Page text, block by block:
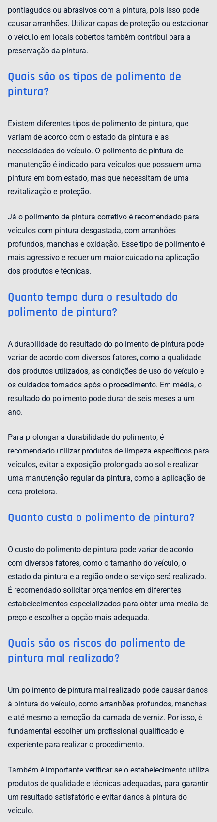
pontiagudos ou abrasivos com a pintura, pois isso pode
causar arranhões. Utilizar capas de proteção ou estacionar
o veículo em locais cobertos também contribui para a
preservação da pintura.
Quais são os tipos de polimento de
pintura?
Existem diferentes tipos de polimento de pintura, que
variam de acordo com o estado da pintura e as
necessidades do veículo. O polimento de pintura de
manutenção é indicado para veículos que possuem uma
pintura em bom estado, mas que necessitam de uma
revitalização e proteção.
Já o polimento de pintura corretivo é recomendado para
veículos com pintura desgastada, com arranhões
profundos, manchas e oxidação. Esse tipo de polimento é
mais agressivo e requer um maior cuidado na aplicação
dos produtos e técnicas.
Quanto tempo dura o resultado do
polimento de pintura?
A durabilidade do resultado do polimento de pintura pode
variar de acordo com diversos fatores, como a qualidade
dos produtos utilizados, as condições de uso do veículo e
os cuidados tomados após o procedimento. Em média, o
resultado do polimento pode durar de seis meses a um
ano.
Para prolongar a durabilidade do polimento, é
recomendado utilizar produtos de limpeza específicos para
veículos, evitar a exposição prolongada ao sol e realizar
uma manutenção regular da pintura, como a aplicação de
cera protetora.
Quanto custa o polimento de pintura?
O custo do polimento de pintura pode variar de acordo
com diversos fatores, como o tamanho do veículo, o
estado da pintura e a região onde o serviço será realizado.
É recomendado solicitar orçamentos em diferentes
estabelecimentos especializados para obter uma média de
preço e escolher a opção mais adequada.
Quais são os riscos do polimento de
pintura mal realizado?
Um polimento de pintura mal realizado pode causar danos
à pintura do veículo, como arranhões profundos, manchas
e até mesmo a remoção da camada de verniz. Por isso, é
fundamental escolher um profissional qualificado e
experiente para realizar o procedimento.
Também é importante verificar se o estabelecimento utiliza
produtos de qualidade e técnicas adequadas, para garantir
um resultado satisfatório e evitar danos à pintura do
veículo.